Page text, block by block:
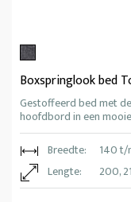
Boxspringlook bed
Gestoffeerd bed met
hoofdbord in een
Breedte:
140 t/
Lengte:
200,